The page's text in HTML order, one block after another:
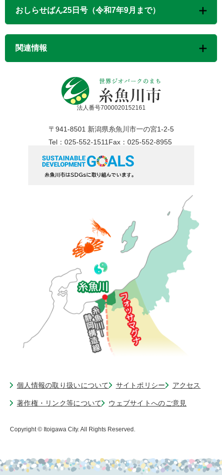
おしらせばん25日号（令和7年9月まで）
関連情報
法人番号7000020152161
〒941-8501 新潟県糸魚川市一の宮1-2-5
Tel：025-552-1511 Fax：025-552-8955
個人情報の取り扱いについて サイトポリシー アクセス
著作権・リンク等について ウェブサイトへのご意見
Copyright © Itoigawa City. All Rights Reserved.